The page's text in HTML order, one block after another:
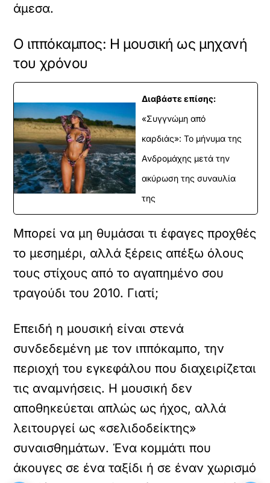
άμεσα.
Ο ιππόκαμπος: Η μουσική ως μηχανή
του χρόνου
Διαβάστε επίσης:
«Συγγνώμη από
καρδιάς»: Το μήνυμα της
Ανδρομάχης μετά την
ακύρωση της συναυλία
της
Μπορεί να μη θυμάσαι τι έφαγες προχθές
το μεσημέρι, αλλά ξέρεις απέξω όλους
τους στίχους από το αγαπημένο σου
τραγούδι του 2010. Γιατί;
Επειδή η μουσική είναι στενά
συνδεδεμένη με τον ιππόκαμπο, την
περιοχή του εγκεφάλου που διαχειρίζεται
τις αναμνήσεις. Η μουσική δεν
αποθηκεύεται απλώς ως ήχος, αλλά
λειτουργεί ως «σελιδοδείκτης»
συναισθημάτων. Ένα κομμάτι που
άκουγες σε ένα ταξίδι ή σε έναν χωρισμό